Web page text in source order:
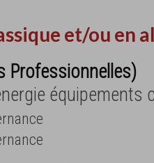
et/ou en
Professionnelles)
équipements